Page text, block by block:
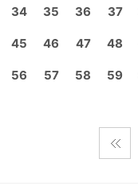
34 35 36 37
45 46 47 48
56 57 58 59